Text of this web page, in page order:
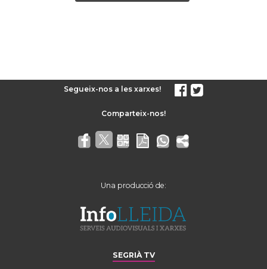
Segueix-nos a les xarxes!
Una producció de:
SEGRIÀ TV